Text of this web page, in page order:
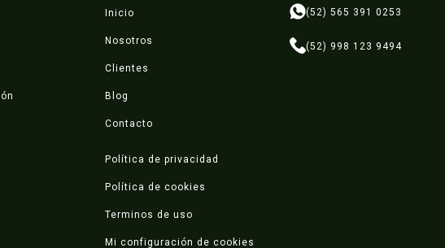
Inicio
Nosotros
Clientes
Blog
Contacto
Política de privacidad
Política de cookies
Terminos de uso
Mi configuración de cookies
(52) 565 391 0253
(52) 998 123 9494